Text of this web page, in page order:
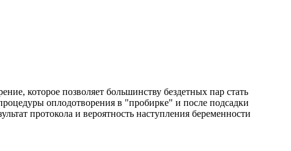
которое позволяет большинству бездетных пар стать
оплодотворения в "пробирке" и после подсадки
протокола и вероятность наступления беременности